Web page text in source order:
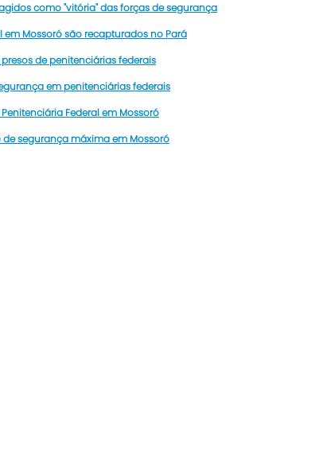
como "vitória" das forças de segurança
Mossoró são recapturados no Pará
de penitenciárias federais
em penitenciárias federais
Federal em Mossoró
segurança máxima em Mossoró